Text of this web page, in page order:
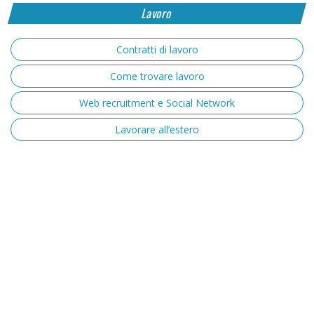
Lavoro
Contratti di lavoro
Come trovare lavoro
Web recruitment e Social Network
Lavorare all’estero